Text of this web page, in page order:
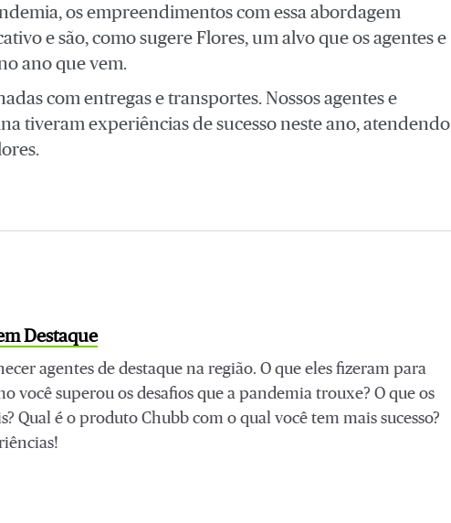
os empreendimentos com essa abordagem
e são, como sugere Flores, um alvo que os agentes e
ano que vem.
com entregas e transportes. Nossos agentes e
tiveram experiências de sucesso neste ano, atendendo
Destaque
agentes de destaque na região. O que eles fizeram para
você superou os desafios que a pandemia trouxe? O que os
Qual é o produto Chubb com o qual você tem mais sucesso?